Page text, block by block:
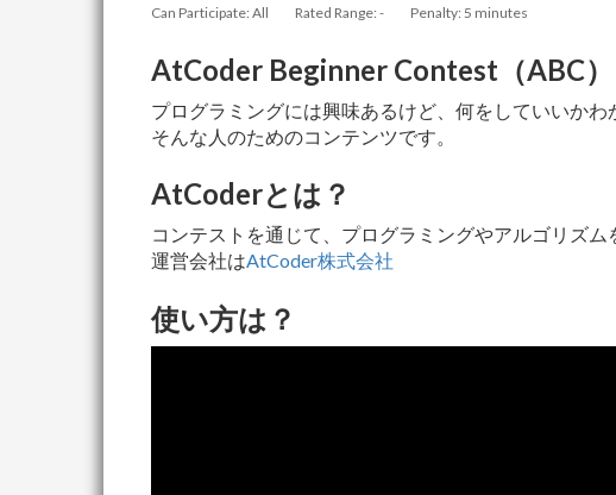
Can Participate: All Rated Range: - Penalty: 5 minutes
AtCoder Beginner Contest（ABC
プログラミングには興味あるけど、何をしていいかわ
そんな人のためのコンテンツです。
AtCoderとは？
コンテストを通じて、プログラミングやアルゴリズム
運営会社はAtCoder株式会社
使い方は？